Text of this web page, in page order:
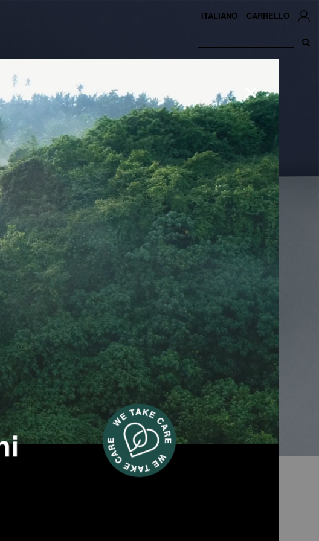
×
CARRELLO
ITALIANO
lustrascarpe